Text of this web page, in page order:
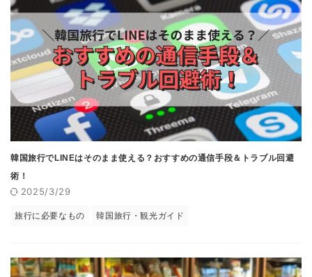
韓国旅行でLINEはそのまま使える？おすすめの通信手段＆トラブル回避
術！
2025/3/29
旅行に必要なもの 韓国旅行・観光ガイド